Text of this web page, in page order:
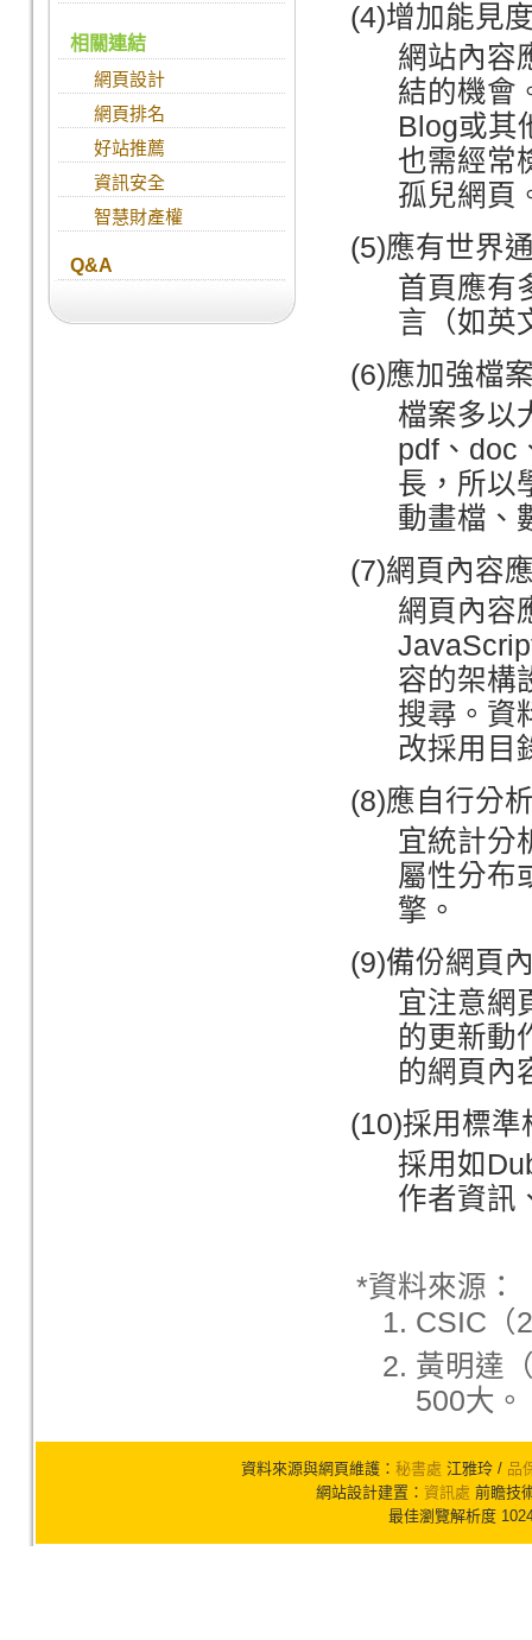
相關連結
網頁設計
網頁排名
好站推薦
資訊安全
智慧財產權
Q&A
(4)增加能見
網站內容
結的機會
Blog或其
也需經常
孤兒網頁
(5)應有世界
首頁應有
言（如英
(6)應加強檔
檔案多以
pdf、doc
長，所以
動畫檔、
(7)網頁內容
網頁內容
容的架構
搜尋。資
改採用目
(8)應自行分
宜統計分
屬性分布
擎。
(9)備份網頁
宜注意網
的更新動
的網頁內
(10)採用標準
採用如
作者資訊
*資料來源：
CSIC（
黃明達
500大。
資料來源與網頁維護： 秘書處 江雅玲 / 品
網站設計建置： 資訊處 前瞻技
最佳瀏覽解析度